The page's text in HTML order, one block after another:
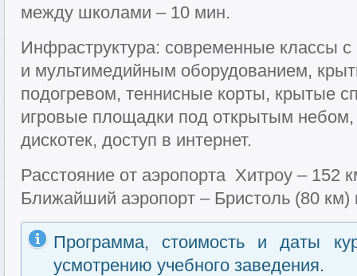
между школами – 10 мин.
Инфраструктура: современные классы
и мультимедийным оборудованием,
подогревом, теннисные корты, крытые
игровые площадки под открытым небом,
дискотек, доступ в интернет.
Расстояние от аэропорта Хитроу – 152
Ближайший аэропорт – Бристоль (80
Программа, стоимость и даты
усмотрению учебного заведения.